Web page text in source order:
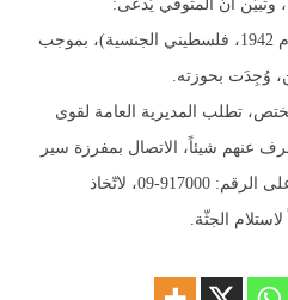
أنّ المتوفي يُدعى:
محمود أحمد بلاوني (من مواليد عام 1942، فلسطيني الجنسية)، بموجب
وُجِدَت بحوزته.
تطلب المديرية العامة لقوى
عنهم شيئاً، الاتصال بمفرزة سير
جونية في وحدة الدّرك الإقليمي، على الرقم: 917000-09، لاتّخاذ
لاستلام الجثّة.